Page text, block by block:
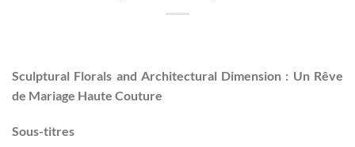
Sculptural Florals and Architectural Dimension : Un Rêve
de Mariage Haute Couture
Sous-titres